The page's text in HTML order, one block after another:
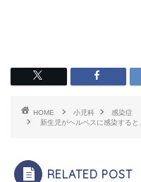
HOME 小児科
感染症
新生児がヘルペスに感染する
RELATED POST